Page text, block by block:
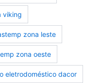
viking
zona leste
zona oeste
eletrodoméstico dacor